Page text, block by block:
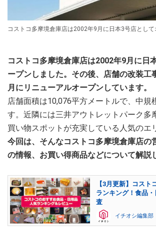
コストコ多摩境倉庫店は2002年9月に日本3号店として
コストコ多摩境倉庫店は2002年9月に日
ープンしました。その後、店舗の改装工
月にリニューアルオープンしています。
店舗面積は10,076平方メートルで、中規
す。近隣には三井アウトレットパーク多
買い物スポットが充実している人気のエ
今回は、そんなコストコ多摩境倉庫店の
の情報、お買い得商品などについて解説
【3月更新】コスト
ランキング！食品
査
イチオシ編集部